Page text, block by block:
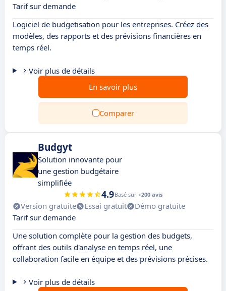
Tarif sur demande
Logiciel de budgetisation pour les entreprises. Créez des
modèles, des rapports et des prévisions financières en
temps réel.
Voir plus de détails
En savoir plus
Comparer
Budgyt
Solution innovante pour
une gestion budgétaire
simplifiée
4.9Basé sur +200 avis
Version gratuite Essai gratuit
Démo gratuite
Tarif sur demande
Une solution complète pour la gestion des budgets,
offrant des outils d'analyse en temps réel, une
collaboration facile en équipe et des prévisions précises.
Voir plus de détails